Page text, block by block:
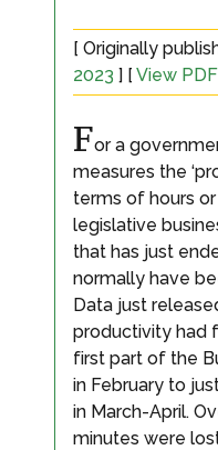
[ Originally
2023 ] [ View PDF
For a
measures the
terms of hours
legislative
that has just
normally have
Data just
productivity had
first part of the
in February to
in March-April.
minutes were